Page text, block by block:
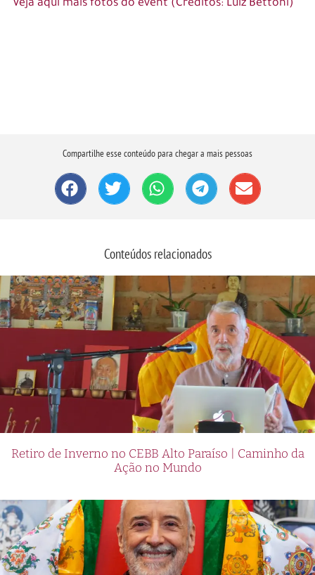
Veja aqui mais fotos do event (Créditos: Luiz Bettoni)
Compartilhe esse conteúdo para chegar a mais pessoas
Conteúdos relacionados
Retiro de Inverno no CEBB Alto Paraíso | Caminho da
Ação no Mundo